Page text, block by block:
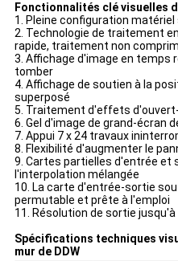
Fonctionnalités clé visuelles
1. Pleine configuration
2. Technologie de traitement
rapide, traitement non
3. Affichage d'image en temps
tomber
4. Affichage de soutien à la
superposé
5. Traitement d'effets
6. Gel d'image de grand-écran
7. Appui 7x24 travaux
8. Flexibilité d'augmenter le
9. Cartes partielles d'entrée et
l'interpolation mélangée
10. La carte d'entrée-sortie
permutable et prête à l'emploi
11. Résolution de sortie jusqu'à
Spécifications techniques
mur de DDW